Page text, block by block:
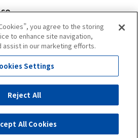
ジウム
プライバシーポリシー
サイトマップ
(c) FOOMA JAPAN Secretariat
you agree to the storing
to enhance site navigation,
assist in our marketing efforts.
Settings
Reject All
All Cookies